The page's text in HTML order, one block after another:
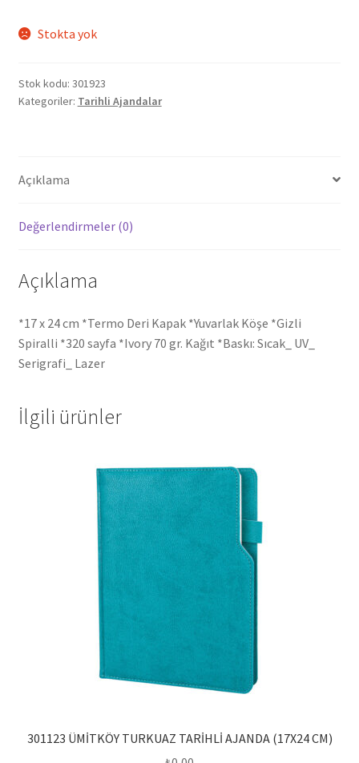
Stokta yok
Stok kodu: 301923
Kategoriler: Tarihli Ajandalar
Açıklama
Değerlendirmeler (0)
Açıklama
*17 x 24 cm *Termo Deri Kapak *Yuvarlak Köşe *Gizli
Spiralli *320 sayfa *Ivory 70 gr. Kağıt *Baskı: Sıcak_ UV_
Serigrafi_ Lazer
İlgili ürünler
301123 ÜMİTKÖY TURKUAZ TARİHLİ AJANDA (17X24 CM)